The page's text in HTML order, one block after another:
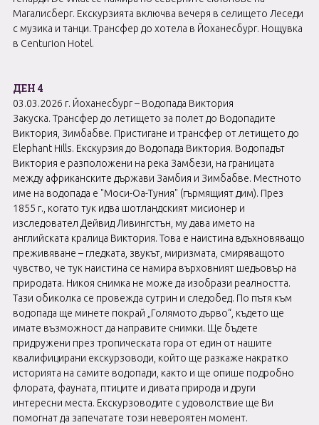
Магалисберг. Екскурзията включва вечеря в селището Леседи
с музика и танци. Трансфер до хотела в Йоханесбург. Нощувка
в Centurion Hotel.
ДЕН 4
03.03.2026 г. Йоханесбург – Водопада Виктория
Закуска. Трансфер до летището за полет до Водопадите
Виктория, Зимбабве. Пристигане и трансфер от летището до
Elephant Hills. Екскурзия до Водопада Виктория. Водопадът
Виктория е разположени на река Замбези, на границата
между африканските държави Замбия и Зимбабве. Местното
име на водопада е "Моси-Оа-Туния" (гърмящият дим). През
1855 г., когато тук идва шотландският мисионер и
изследовател Дейвид Ливингстън, му дава името на
английската кралица Виктория. Това е наистина вдъхновяващо
преживяване – гледката, звукът, миризмата, смиряващото
чувство, че тук наистина се намира върховният шедьовър на
природата. Никоя снимка не може да изобрази реалността.
Тази обиколка се провежда сутрин и следобед. По пътя към
водопада ще минете покрай „Голямото дърво“, където ще
имате възможност да направите снимки. Ще бъдете
придружени през тропическата гора от един от нашите
квалифицирани екскурзоводи, който ще разкаже накратко
историята на самите водопади, както и ще опише подробно
флората, фауната, птиците и дивата природа и други
интересни места. Екскурзоводите с удоволствие ще Ви
помогнат да запечатате този невероятен момент.